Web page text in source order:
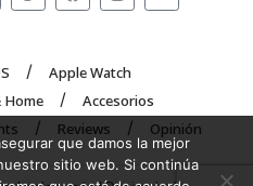
Apple Watch
Home
Accesorios
Reviews Opinión
que damos la mejor
sitio web. Si continúa